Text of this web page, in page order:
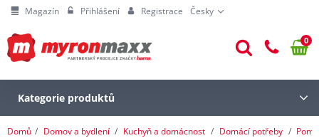
Magazín Přihlášení Registrace Česky
0
Kategorie produktů
Domů Domov a bydlení Kuchyň a domácnost Domácí potřeby